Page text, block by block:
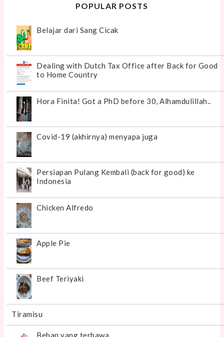
POPULAR POSTS
Belajar dari Sang Cicak
Dealing with Dutch Tax Office after Back for Good
to Home Country
Hora Finita! Got a PhD before 30, Alhamdulillah..
Covid-19 (akhirnya) menyapa juga
Persiapan Pulang Kembali (back for good) ke
Indonesia
Chicken Alfredo
Apple Pie
Beef Teriyaki
Tiramisu
Beban yang terbawa